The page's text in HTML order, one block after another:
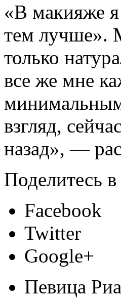
«В макияже
тем лучше».
только
все же мне
взгляд,
назад», —
Поделитесь в
Facebook
Twitter
Google+
Певица